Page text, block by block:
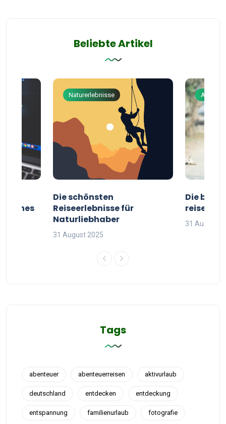
Beliebte Artikel
deines
Naturerlebnisse
Die schönsten
Reiseerlebnisse für
Naturliebhaber
31 August 2025
Die
reisende
31 August
Tags
abenteuer abenteuerreisen aktivurlaub
deutschland entdecken entdeckung
entspannung familienurlaub fotografie